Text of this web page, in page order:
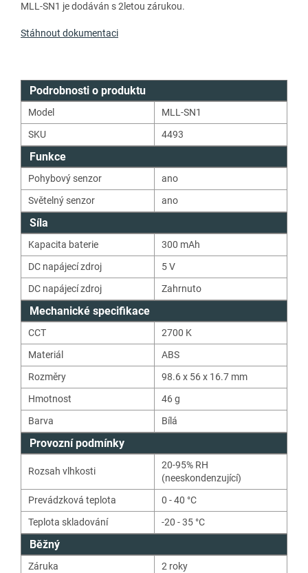
MLL-SN1 je dodáván s 2letou zárukou.
Stáhnout dokumentaci
Podrobnosti o produktu
Model
MLL-SN1
SKU
4493
Funkce
Pohybový senzor
ano
Světelný senzor
ano
Síla
Kapacita baterie 300 mAh
DC napájecí zdroj
5V
DC napájecí zdroj
Zahrnuto
Mechanické specifikace
CCT 2700 K
Materiál
ABS
Rozměry
98.6 x 56 x 16.7 mm
Hmotnost
46g
Barva
Bílá
Provozní podmínky
Rozsah vlhkosti
20-95% RH
(neeskondenzující)
Prevádzková teplota
0 - 40 °C
Teplota skladování
-20 - 35 °C
Běžný
Záruka 2 roky